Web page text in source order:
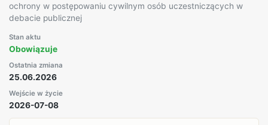
ochrony w postępowaniu cywilnym osób uczestniczących w
debacie publicznej
Stan aktu
Obowiązuje
Ostatnia zmiana
25.06.2026
Wejście w życie
2026-07-08